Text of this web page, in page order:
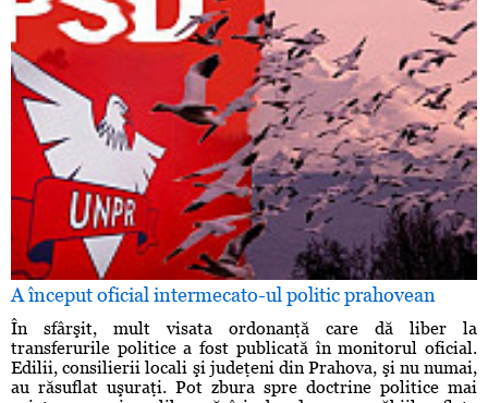
A început oficial intermecato-ul politic prahovean
În sfârşit, mult visata ordonanţă care dă liber la
transferurile politice a fost publicată în monitorul oficial.
Edilii, consilierii locali şi judeţeni din Prahova, şi nu numai,
au răsuflat uşuraţi. Pot zbura spre doctrine politice mai